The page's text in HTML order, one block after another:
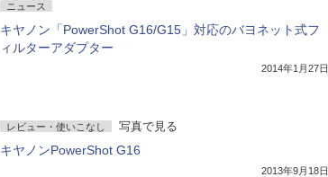
ニュース
キヤノン「PowerShot G16/G15」対応のバヨネット式フ
ィルターアダプター
2014年1月27日
レビュー・使いこなし 写真で見る
キヤノンPowerShot G16
2013年9月18日